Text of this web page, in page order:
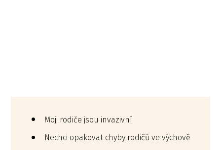
Moji rodiče jsou invazivní
Nechci opakovat chyby rodičů ve výchově